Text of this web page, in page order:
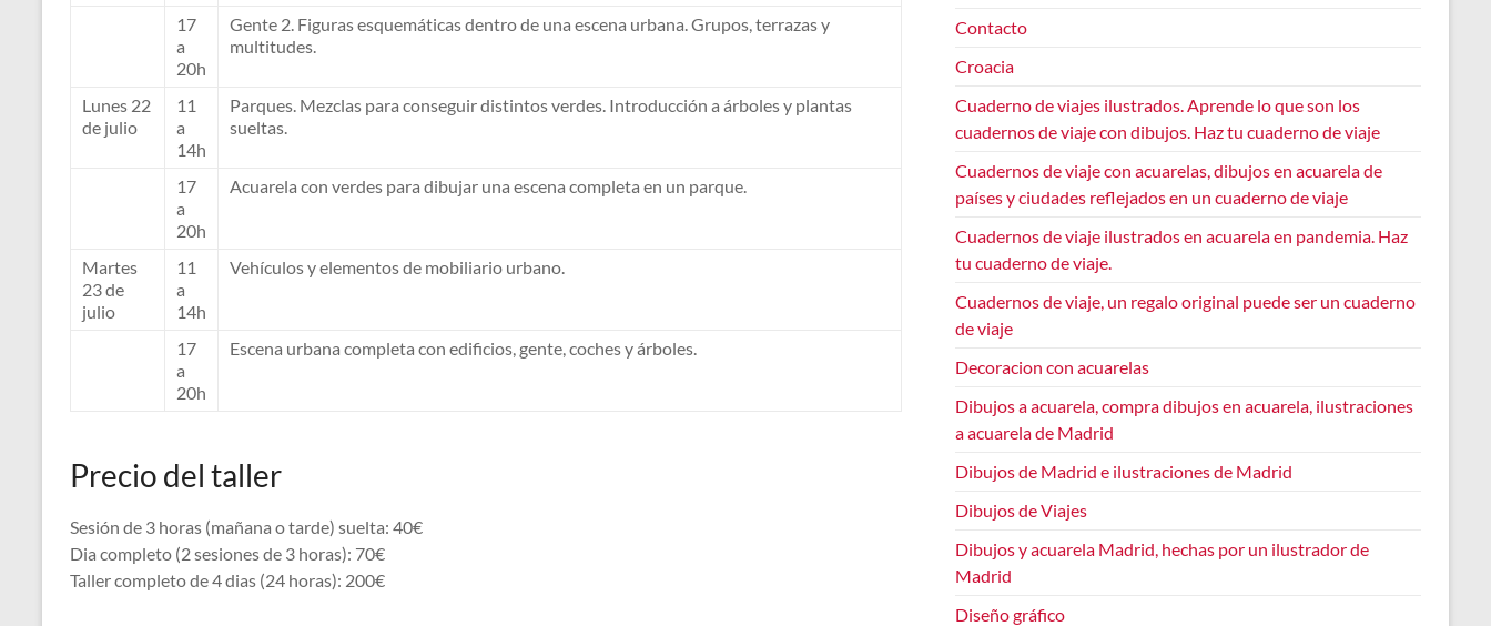
17
a
20h
Gente 2. Figuras esquemáticas dentro de una escena urbana. Grupos, terrazas y
multitudes.
Lunes 22
de julio
11
a
14h
Parques. Mezclas para conseguir distintos verdes. Introducción a árboles y plantas
sueltas.
17
a
20h
Acuarela con verdes para dibujar una escena completa en un parque.
Martes
23 de
julio
11
a
14h
Vehículos y elementos de mobiliario urbano.
17
a
20h
Escena urbana completa con edificios, gente, coches y árboles.
Precio del taller
Sesión de 3 horas (mañana o tarde) suelta: 40€
Dia completo (2 sesiones de 3 horas): 70€
Taller completo de 4 dias (24 horas): 200€
Contacto
Croacia
Cuaderno de viajes ilustrados. Aprende lo que son los
cuadernos de viaje con dibujos. Haz tu cuaderno de viaje
Cuadernos de viaje con acuarelas, dibujos en acuarela de
países y ciudades reflejados en un cuaderno de viaje
Cuadernos de viaje ilustrados en acuarela en pandemia. Haz
tu cuaderno de viaje.
Cuadernos de viaje, un regalo original puede ser un cuaderno
de viaje
Decoracion con acuarelas
Dibujos a acuarela, compra dibujos en acuarela, ilustraciones
a acuarela de Madrid
Dibujos de Madrid e ilustraciones de Madrid
Dibujos de Viajes
Dibujos y acuarela Madrid, hechas por un ilustrador de
Madrid
Diseño gráfico